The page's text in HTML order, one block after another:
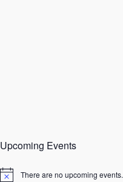
Upcoming Events
N
There are no upcoming events.